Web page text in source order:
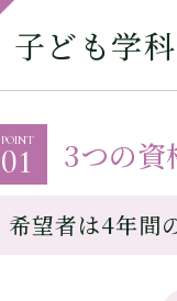
子ども学
POINT
01 3つの資
希望者は4年間